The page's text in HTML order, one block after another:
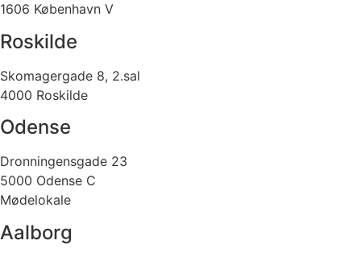
1606 København V
Roskilde
Skomagergade 8, 2.sal
4000 Roskilde
Odense
Dronningensgade 23
5000 Odense C
Mødelokale
Aalborg